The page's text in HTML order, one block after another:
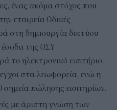
ένας ακόμα στόχος που
εταιρεία Οδικές
στη δημιουργία δικτύου
έσοδα της ΟΣΥ
το ηλεκτρονικό εισιτήριο,
στα λεωφορεία, ενώ η
σημεία πώλησης εισιτηρίων.
με άριστη γνώση των